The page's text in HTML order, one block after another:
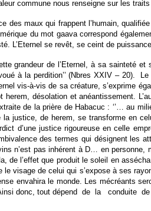
commune nous renseigne sur les
des maux qui frappent l’humain,
du mot gaava correspond
L’Eternel se revêt, se ceint de
grandeur de l’Eternel, à sa sainteté et
à la perdition’’ (Nbres XXIV – 20).
vis-à-vis de sa créature, s’exprime
herem, désolation et anéantissement.
de la prière de Habacuc : ‘’… au
la justice, de herem, se transforme en
d’une justice rigoureuse en celle
des termes qui désignent les
n’est pas inhérent à D… en personne,
de l’effet que produit le soleil en
le visage de celui qui s’expose à ses
envahira le monde. Les mécréants
donc, tout dépend de la conduite